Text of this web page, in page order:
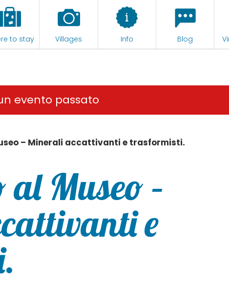
to stay Villages Info Blog
evento passato
– Minerali accattivanti e trasformisti.
Museo –
e